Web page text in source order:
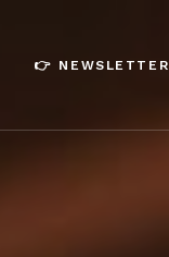
👉 NEWSLETTER